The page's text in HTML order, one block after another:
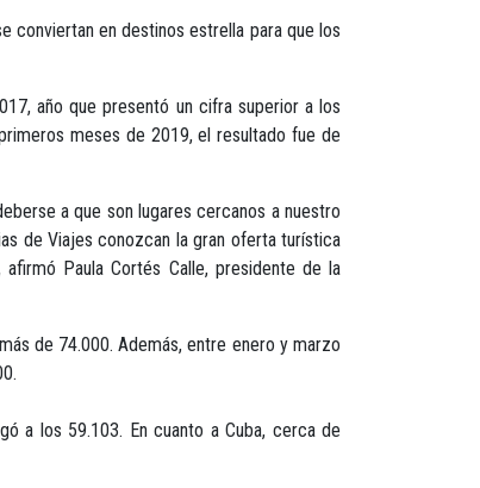
conviertan en destinos estrella para que los
año que presentó un cifra superior a los
meses de 2019, el resultado fue de
a que son lugares cercanos a nuestro
de Viajes conozcan la gran oferta turística
Paula Cortés Calle, presidente de la
de 74.000. Además, entre enero y marzo
a los 59.103. En cuanto a Cuba, cerca de